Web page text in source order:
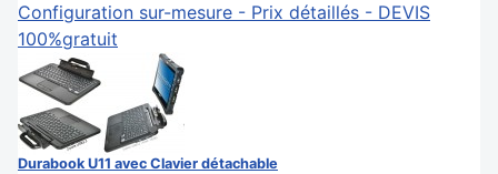
Configuration sur-mesure - Prix détaillés - DEVIS
100%gratuit
Durabook U11 avec Clavier détachable